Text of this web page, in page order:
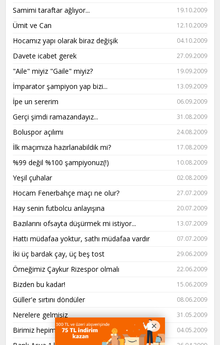
Samimi taraftar ağlıyor... 19.10.2009
Ümit ve Can 12.10.2009
Hocamız yapı olarak biraz değişik 04.10.2009
Davete icabet gerek 27.09.2009
"Aile" miyiz "Gaile" miyiz? 19.09.2009
İmparator şampiyon yap bizi... 13.09.2009
İpe un sererim 06.09.2009
Gerçi şimdi ramazandayız... 31.08.2009
Boluspor açılımı 24.08.2009
İlk maçımıza hazırlanabildik mi? 17.08.2009
%99 değil %100 şampiyonuz(!) 10.08.2009
Yeşil çuhalar 02.08.2009
Hocam Fenerbahçe maçı ne olur? 27.07.2009
Hay senin futbolcu anlayışına 20.07.2009
Bazılarını ofsayta düşürmek mi istiyor... 13.07.2009
Hattı müdafaa yoktur, sathı müdafaa vardır 07.07.2009
İki üç bardak çay, üç beş tost 29.06.2009
Örneğimiz Çaykur Rizespor olmalı 22.06.2009
Bizden bu kadar! 15.06.2009
Güller'e sırtını döndüler 08.06.2009
Nerelere gelmişiz 31.05.2009
Birimiz hepimiz için... 04.05.2009